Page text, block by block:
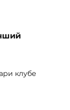
клубе